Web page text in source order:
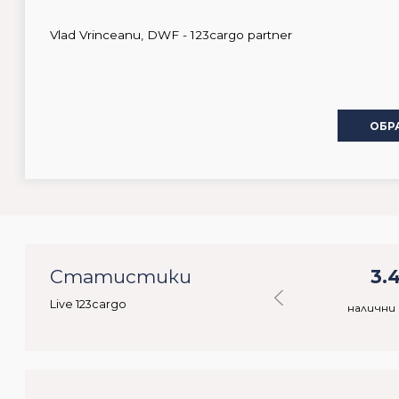
Vlad Vrinceanu, DWF - 123cargo partner
Статистики
Live 123cargo
48.348